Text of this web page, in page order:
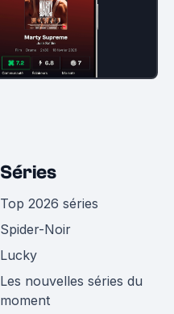
Séries
Top 2026 séries
Spider-Noir
Lucky
Les nouvelles séries du
moment